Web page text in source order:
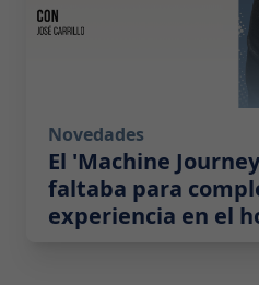
Novedades
El 'Machine
faltaba para
experiencia en el